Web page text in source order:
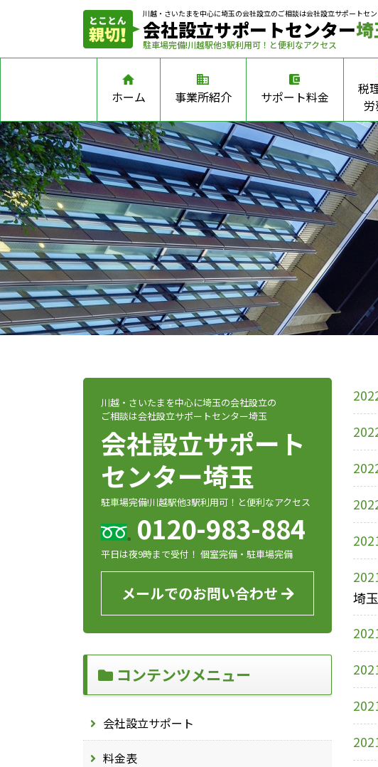
川越・さいたまを中心に埼玉の会社設立のご相談は会社設立サポートセ
会社設立サポートセンター
駐車場完備!川越駅他3駅利用可！と便利なアクセス
ホーム 事業所紹介 サポート料金
税
川越・さいたまを中心に埼玉の会社設立の
ご相談は会社設立サポートセンター埼玉
会社設立サポート
センター埼玉
駐車場完備!川越駅他3駅利用可！と便利なアクセス
0120-983-884
平日は夜9時まで受付！ 個室完備・駐車場完備
メールでのお問い合わせ
コンテンツメニュー
会社設立サポート
料金表
埼